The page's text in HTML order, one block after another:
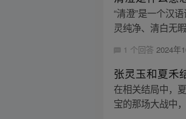
“清澄”是一个汉
灵纯净、清白无
1 个回答 2024年
张灵玉和夏禾
在相关结局中，
宝的那场大战中